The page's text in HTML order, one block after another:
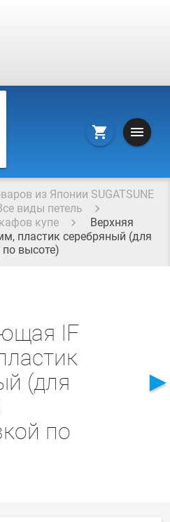
shopping_cart menu
из Японии SUGATSUNE
виды петель
купе
Верхняя
пластик серебряный (для
по высоте)
IF
(для
по